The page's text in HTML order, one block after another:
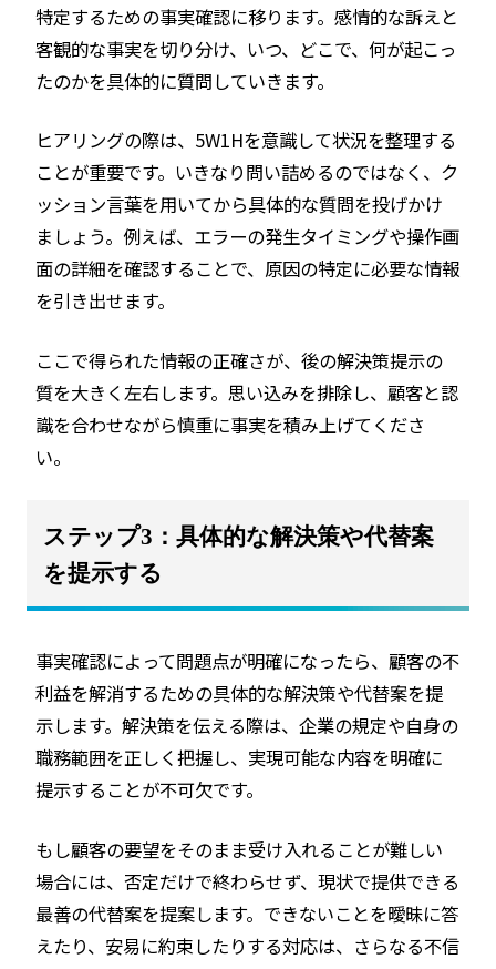
特定するための事実確認に移ります。感情的な訴えと
客観的な事実を切り分け、いつ、どこで、何が起こっ
たのかを具体的に質問していきます。
ヒアリングの際は、5W1Hを意識して状況を整理する
ことが重要です。いきなり問い詰めるのではなく、ク
ッション言葉を用いてから具体的な質問を投げかけ
ましょう。例えば、エラーの発生タイミングや操作画
面の詳細を確認することで、原因の特定に必要な情報
を引き出せます。
ここで得られた情報の正確さが、後の解決策提示の
質を大きく左右します。思い込みを排除し、顧客と認
識を合わせながら慎重に事実を積み上げてくださ
い。
ステップ3：具体的な解決策や代替案
を提示する
事実確認によって問題点が明確になったら、顧客の不
利益を解消するための具体的な解決策や代替案を提
示します。解決策を伝える際は、企業の規定や自身の
職務範囲を正しく把握し、実現可能な内容を明確に
提示することが不可欠です。
もし顧客の要望をそのまま受け入れることが難しい
場合には、否定だけで終わらせず、現状で提供できる
最善の代替案を提案します。できないことを曖昧に答
えたり、安易に約束したりする対応は、さらなる不信